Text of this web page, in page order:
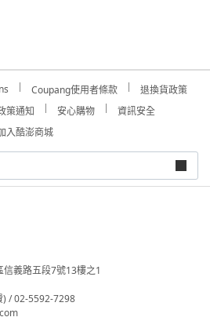
Coupang使用者條款
退換貨政策
策通知 安心購物
資訊安全
入酷澎商城
義路五段7號13樓之1
) / 02-5592-7298